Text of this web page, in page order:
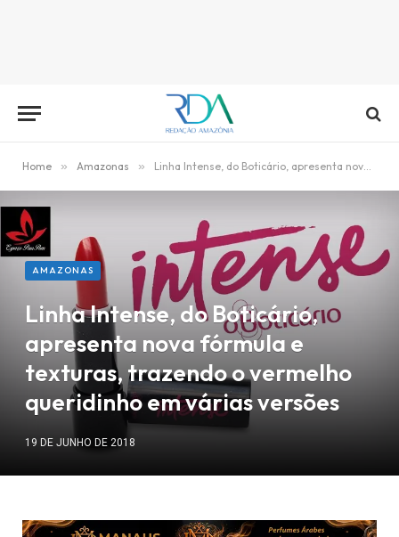
Home » Amazonas » Linha Intense, do Boticário, apresenta nova fórmula e texturas, trazendo o vermelho queridinho em várias versões
AMAZONAS
Linha Intense, do Boticário,
apresenta nova fórmula e
texturas, trazendo o vermelho
queridinho em várias versões
19 DE JUNHO DE 2018